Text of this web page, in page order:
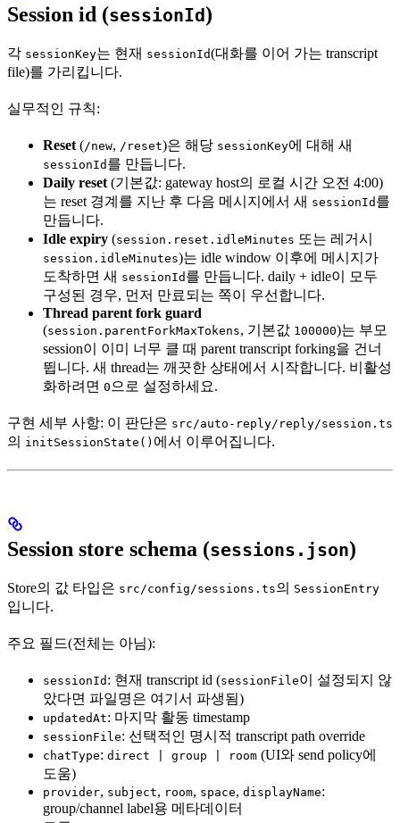
Session id (sessionId)
각 sessionKey는 현재 sessionId(대화를 이어 가는 transcript
file)를 가리킵니다.
실무적인 규칙:
Reset (/new, /reset)은 해당 sessionKey에 대해 새
sessionId 를 만듭니다.
Daily reset (기본값: gateway host의 로컬 시간 오전 4:00)
는 reset 경계를 지난 후 다음 메시지에서 새 sessionId 를
만듭니다.
Idle expiry (session.reset.idleMinutes 또는 레거시
session.idleMinutes)는 idle window 이후에 메시지가
도착하면 새 sessionId 를 만듭니다. daily + idle이 모두
구성된 경우, 먼저 만료되는 쪽이 우선합니다.
Thread parent fork guard
(session.parentForkMaxTokens, 기본값 100000)는 부모
session이 이미 너무 클 때 parent transcript forking을 건너
뜁니다. 새 thread는 깨끗한 상태에서 시작합니다. 비활성
화하려면 0 으로 설정하세요.
구현 세부 사항: 이 판단은 src/auto-reply/reply/session.ts
의 initSessionState() 에서 이루어집니다.
Session store schema (sessions.json)
Store의 값 타입은 src/config/sessions.ts의 SessionEntry
입니다.
주요 필드(전체는 아님):
sessionId : 현재 transcript id (sessionFile이 설정되지 않
았다면 파일명은 여기서 파생됨)
updatedAt: 마지막 활동 timestamp
sessionFile: 선택적인 명시적 transcript path override
chatType: direct | group | room (UI와 send policy에
도움)
provider, subject, room, space, displayName:
group/channel label용 메타데이터